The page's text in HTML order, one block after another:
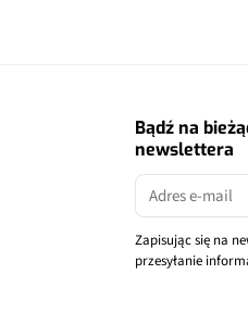
Bądź na
newslettera
Zapisując się na
przesyłanie